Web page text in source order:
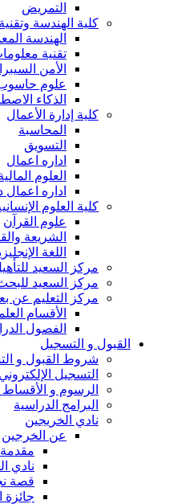
التمريض
كلية الهندسة
الهندسة
تقنية
الأمن
علوم
الذكاء
كلية إدارة الأعمال
المحاسبة
التسويق
اداره اعمال
العلوم
اداره اعمال
كلية العلوم
علوم القرآن
الشريعة
اللغة
مركز السعيد
مركز السعيد
مركز التعليم عن
الأقسام
الفصول
القبول و التسجيل
شروط القبول و
التسجيل الإلكتروني
الرسوم و الأقساط
البرامج الدراسية
نادي الخريجين
عن الخرجين
مقدمة
نادي
قصة
جائزة